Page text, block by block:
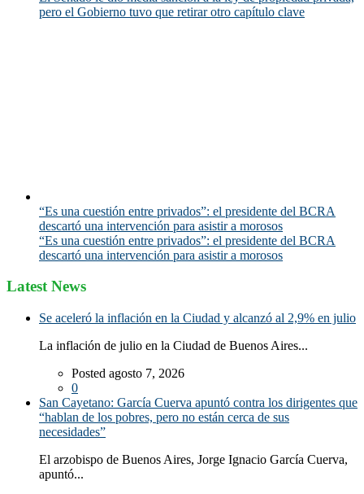
pero el Gobierno tuvo que retirar otro capítulo clave
“Es una cuestión entre privados”: el presidente del BCRA
descartó una intervención para asistir a morosos
“Es una cuestión entre privados”: el presidente del BCRA
descartó una intervención para asistir a morosos
Latest News
Se aceleró la inflación en la Ciudad y alcanzó al 2,9% en julio
La inflación de julio en la Ciudad de Buenos Aires...
Posted agosto 7, 2026
0
San Cayetano: García Cuerva apuntó contra los dirigentes que
“hablan de los pobres, pero no están cerca de sus
necesidades”
El arzobispo de Buenos Aires, Jorge Ignacio García Cuerva,
apuntó...